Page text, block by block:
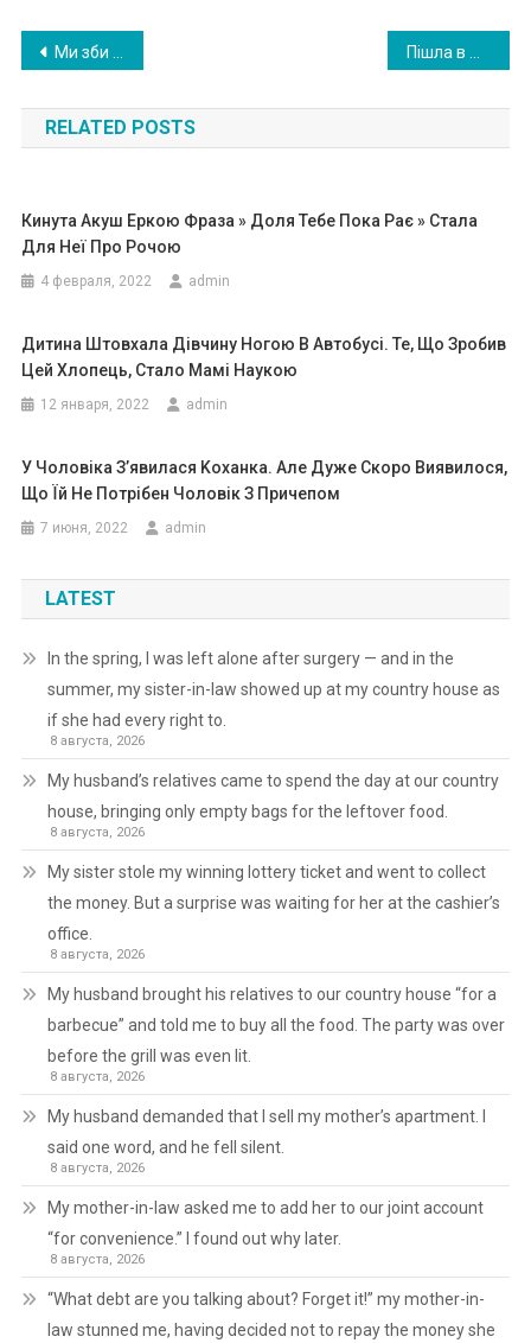
Навигация
по
записям
Ми зби ралися робити шашлики на дачі, і мій хлопець зайшов до магазину за покупками, а вже в дачі коли він дістав з пакета продукти, я мало не втра тила дар мови від подиву
RELATED POSTS
Кинута Акуш Еркою Фраза » Доля Тебе Пока Рає » Стала
Для Неї Про Рочою
4 февраля, 2022 admin
Дитина Штовхала Дівчину Ногою В Автобусі. Те, Що Зробив
Цей Хлопець, Стало Мамі Наукою
12 января, 2022 admin
У Чоловіка З’явилася Kоханка. Але Дуже Скоро Виявилося,
Що Їй Не Потрібен Чоловік З Причепом
7 июня, 2022 admin
LATEST
In the spring, I was left alone after surgery — and in the
summer, my sister-in-law showed up at my country house as
if she had every right to.
8 августа, 2026
My husband’s relatives came to spend the day at our country
house, bringing only empty bags for the leftover food.
8 августа, 2026
My sister stole my winning lottery ticket and went to collect
the money. But a surprise was waiting for her at the cashier’s
office.
8 августа, 2026
My husband brought his relatives to our country house “for a
barbecue” and told me to buy all the food. The party was over
before the grill was even lit.
8 августа, 2026
My husband demanded that I sell my mother’s apartment. I
said one word, and he fell silent.
8 августа, 2026
My mother-in-law asked me to add her to our joint account
“for convenience.” I found out why later.
8 августа, 2026
“What debt are you talking about? Forget it!” my mother-in-
law stunned me, having decided not to repay the money she